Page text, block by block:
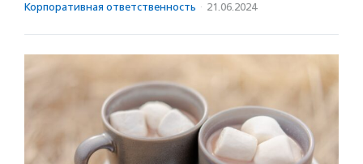
Корпоративная ответственность · 21.06.2024